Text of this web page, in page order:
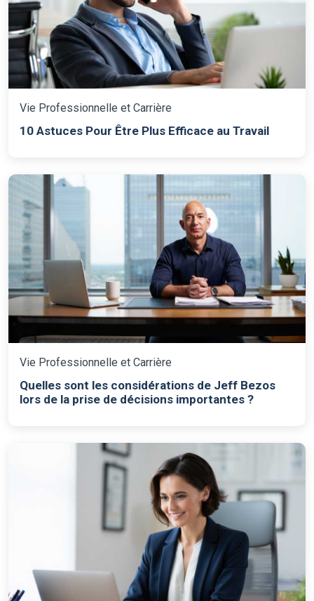
Vie Professionnelle et Carrière
10 Astuces Pour Être Plus Efficace au Travail
Vie Professionnelle et Carrière
Quelles sont les considérations de Jeff Bezos
lors de la prise de décisions importantes ?